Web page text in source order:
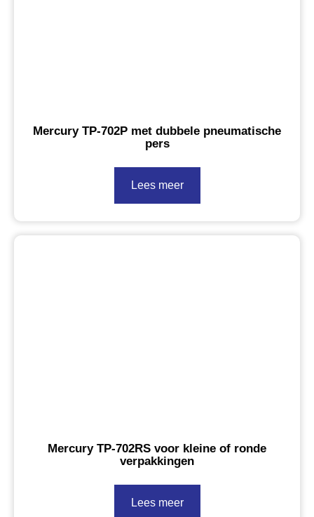
Mercury TP-702P met dubbele pneumatische
pers
Lees meer
Mercury TP-702RS voor kleine of ronde
verpakkingen
Lees meer